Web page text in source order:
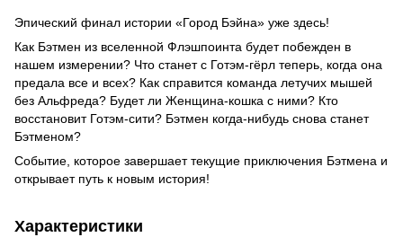
Эпический финал истории «Город Бэйна» уже здесь!
Как Бэтмен из вселенной Флэшпоинта будет побежден в
нашем измерении? Что станет с Готэм-гёрл теперь, когда она
предала все и всех? Как справится команда летучих мышей
без Альфреда? Будет ли Женщина-кошка с ними? Кто
восстановит Готэм-сити? Бэтмен когда-нибудь снова станет
Бэтменом?
Событие, которое завершает текущие приключения Бэтмена и
открывает путь к новым история!
Характеристики